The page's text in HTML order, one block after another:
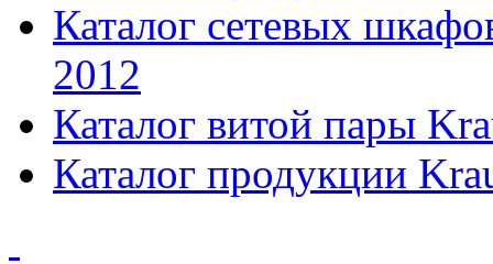
Каталог сетевых
2012
Каталог витой пары
Каталог продукции